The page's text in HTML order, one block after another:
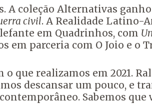
A coleção Alternativas
civil. A Realidade Latino-
em Quadrinhos, com
em parceria com O Joio e o
que realizamos em 2021.
descansar um pouco, e
Sabemos